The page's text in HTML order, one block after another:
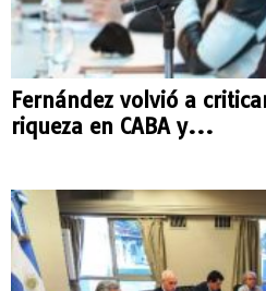
Fernández volvió a
riqueza en CABA y...